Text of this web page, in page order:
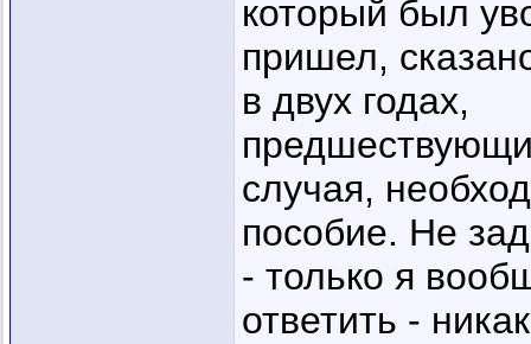
который был
пришел,
в двух годах,
случая,
пособие. Не
- только я
ответить -